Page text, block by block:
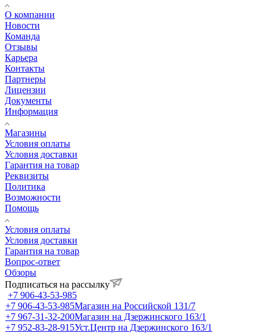
О компании
Новости
Команда
Отзывы
Карьера
Контакты
Партнеры
Лицензии
Документы
Информация
Магазины
Условия оплаты
Условия доставки
Гарантия на товар
Реквизиты
Политика
Возможности
Помощь
Условия оплаты
Условия доставки
Гарантия на товар
Вопрос-ответ
Обзоры
Подписаться на рассылку
+7 906-43-53-985
+7 906-43-53-985Магазин на Российской 131/7
+7 967-31-32-200Магазин на Дзержинского 163/1
+7 952-83-28-915Уст.Центр на Дзержинского 163/1